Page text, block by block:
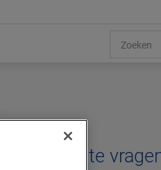
Verwante